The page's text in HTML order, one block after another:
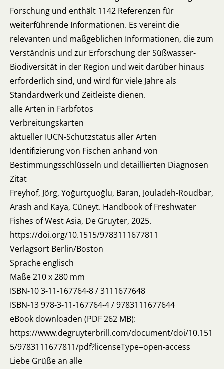
Forschung und enthält 1142 Referenzen für
weiterführende Informationen. Es vereint die
relevanten und maßgeblichen Informationen, die zum
Verständnis und zur Erforschung der Süßwasser-
Biodiversität in der Region und weit darüber hinaus
erforderlich sind, und wird für viele Jahre als
Standardwerk und Zeitleiste dienen.
alle Arten in Farbfotos
Verbreitungskarten
aktueller IUCN-Schutzstatus aller Arten
Identifizierung von Fischen anhand von
Bestimmungsschlüsseln und detaillierten Diagnosen
Zitat
Freyhof, Jörg, Yoğurtçuoğlu, Baran, Jouladeh-Roudbar,
Arash and Kaya, Cüneyt. Handbook of Freshwater
Fishes of West Asia, De Gruyter, 2025.
https://doi.org/10.1515/9783111677811
Verlagsort Berlin/Boston
Sprache englisch
Maße 210 x 280 mm
ISBN-10 3-11-167764-8 / 3111677648
ISBN-13 978-3-11-167764-4 / 9783111677644
eBook downloaden (PDF 262 MB):
https://www.degruyterbrill.com/document/doi/10.151
5/9783111677811/pdf?licenseType=open-access
Liebe Grüße an alle